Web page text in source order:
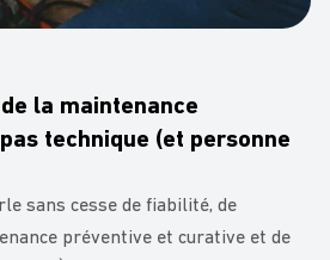
la maintenance
technique (et personne
sans cesse de fiabilité, de
préventive et curative et de